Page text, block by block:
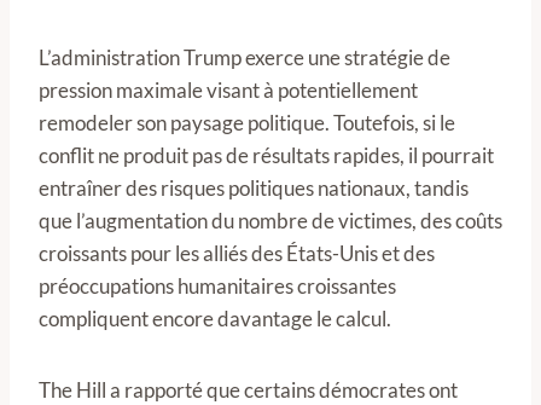
L’administration Trump exerce une stratégie de
pression maximale visant à potentiellement
remodeler son paysage politique. Toutefois, si le
conflit ne produit pas de résultats rapides, il pourrait
entraîner des risques politiques nationaux, tandis
que l’augmentation du nombre de victimes, des coûts
croissants pour les alliés des États-Unis et des
préoccupations humanitaires croissantes
compliquent encore davantage le calcul.
The Hill a rapporté que certains démocrates ont